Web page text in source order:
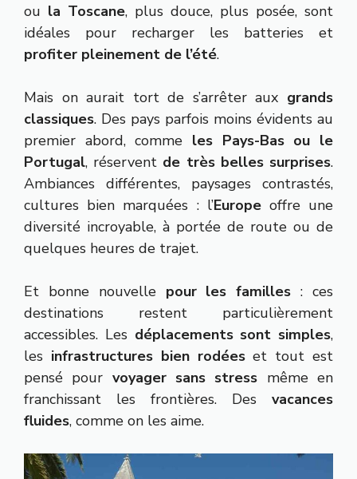
ou la Toscane, plus douce, plus posée, sont
idéales pour recharger les batteries et
profiter pleinement de l’été.
Mais on aurait tort de s’arrêter aux grands
classiques. Des pays parfois moins évidents au
premier abord, comme les Pays-Bas ou le
Portugal, réservent de très belles surprises.
Ambiances différentes, paysages contrastés,
cultures bien marquées : l’Europeoffre une
diversité incroyable, à portée de route ou de
quelques heures de trajet.
Et bonne nouvelle pour les familles : ces
destinations restent particulièrement
accessibles. Les déplacements sont simples,
les infrastructures bien rodéeset tout est
pensé pour voyager sans stress même en
franchissant les frontières. Des vacances
fluides, comme on les aime.